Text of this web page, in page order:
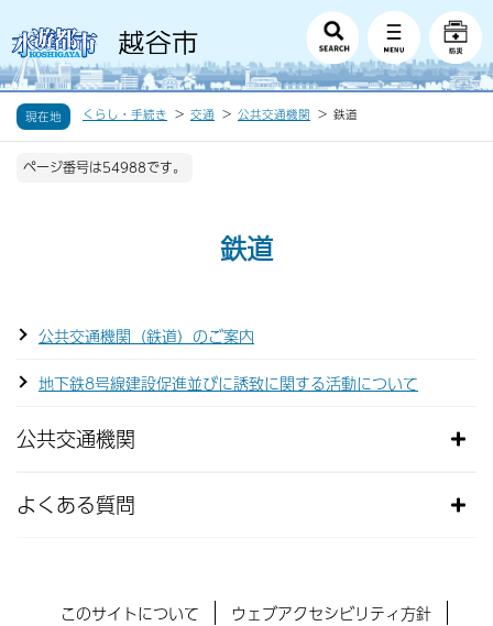
現在地 くらし・手続き 交通 公共交通機関 鉄道
ページ番号は54988です。
鉄道
公共交通機関（鉄道）のご案内
地下鉄8号線建設促進並びに誘致に関する活動について
公共交通機関
よくある質問
このサイトについて
ウェブアクセシビリティ方針